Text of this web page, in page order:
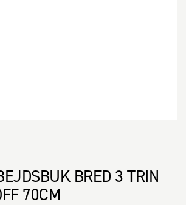
BRED 3 TRIN
70CM